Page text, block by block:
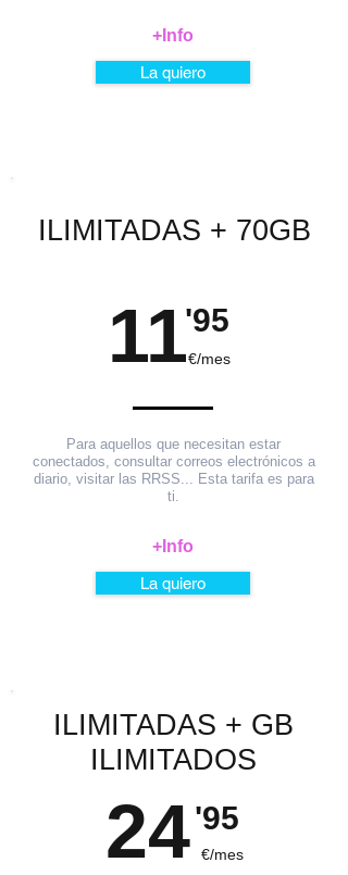
+Info
La quiero
ILIMITADAS + 70GB
€/mes
11'95
Para aquellos que necesitan estar
conectados, consultar correos electrónicos a
diario, visitar las RRSS... Esta tarifa es para
ti.
+I nfo
La quiero
ILIMITADAS + GB
ILIMITADOS
24'95
€/mes